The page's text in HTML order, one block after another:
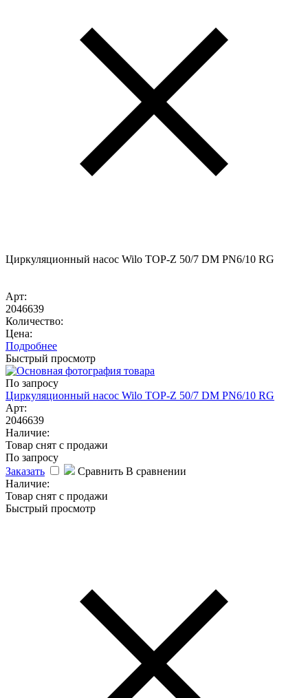
Циркуляционный насос Wilo TOP-Z 50/7 DM PN6/10 RG
Арт:
2046639
Количество:
Цена:
Подробнее
Быстрый просмотр
По запросу
Циркуляционный насос Wilo TOP-Z 50/7 DM PN6/10 RG
Арт:
2046639
Наличие:
Товар снят с продажи
По запросу
Заказать
Сравнить В сравнении
Наличие:
Товар снят с продажи
Быстрый просмотр